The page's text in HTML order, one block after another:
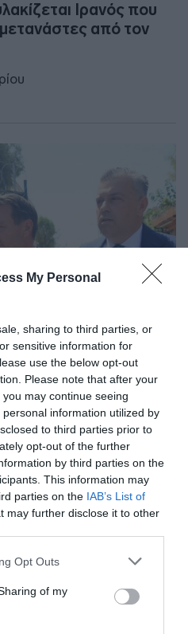
My Personal
sharing to third parties, or
sensitive information for
use the below opt-out
Please note that after your
may continue seeing
information utilized by
to third parties prior to
opt-out of the further
by third parties on the
This information may
parties on the IAB’s List of
may further disclose it to other
uses one or more Google
behaviour. You may click to
and its third-party tags to
purposes in below Google
Opt Outs
of my
Ιρανός που
από τον
ο Απόστολος Λύτρας:
για “βραχιολάκι”